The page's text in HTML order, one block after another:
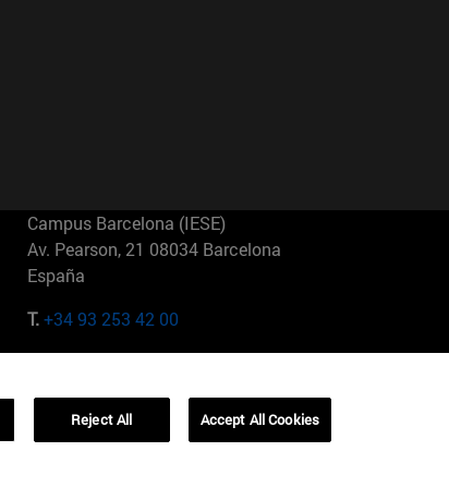
Campus Barcelona (IESE)
Av. Pearson, 21 08034 Barcelona
España
T.+34 93 253 42 00
01321001 Bela Vista Brasil
Reject All Accept All Cookies